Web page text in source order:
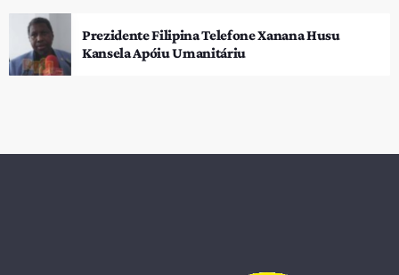
Prezidente Filipina Telefone Xanana Husu
Kansela Apóiu Umanitáriu